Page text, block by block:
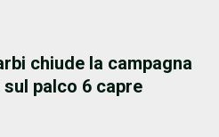
chiude la campagna
palco 6 capre